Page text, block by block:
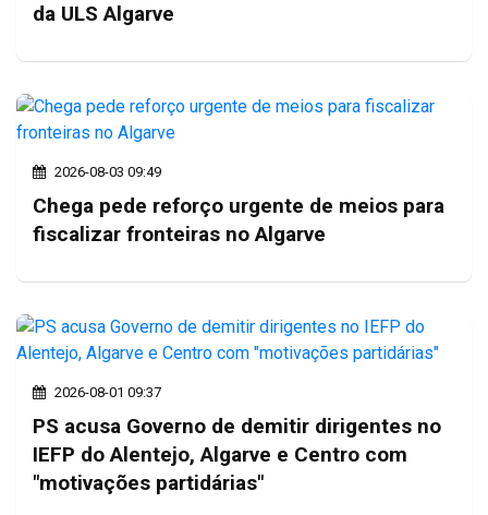
da ULS Algarve
2026-08-03 09:49
Chega pede reforço urgente de meios para
fiscalizar fronteiras no Algarve
2026-08-01 09:37
PS acusa Governo de demitir dirigentes no
IEFP do Alentejo, Algarve e Centro com
"motivações partidárias"